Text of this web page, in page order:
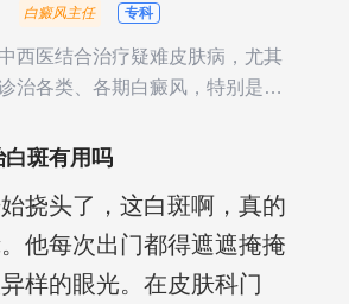
白癜风主任 专科
西医结合治疗疑难皮肤病，尤其
治各类、各期白癜风，特别是对
;临床运用中医的辨证施治，理法
斑有用吗
挠头了，这白斑啊，真的
他每次出门都得遮遮掩掩
样的眼光。在皮肤科门